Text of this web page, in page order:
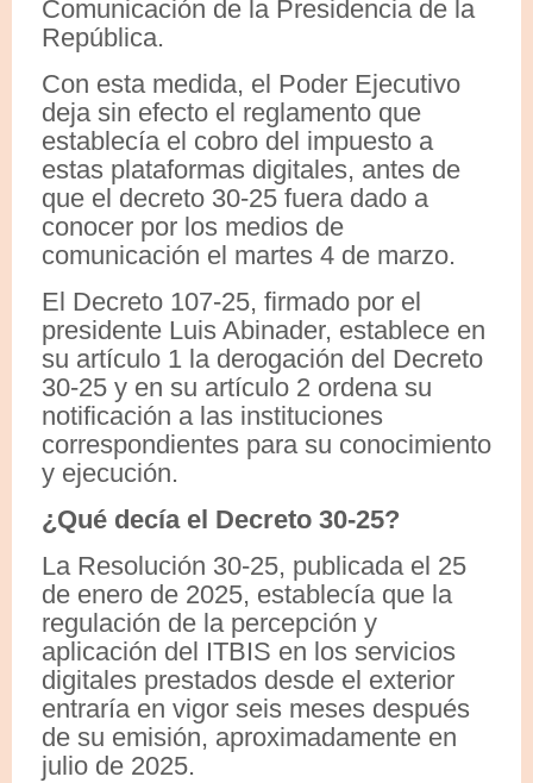
Comunicación de la Presidencia de la
República.
Con esta medida, el Poder Ejecutivo
deja sin efecto el reglamento que
establecía el cobro del impuesto a
estas plataformas digitales, antes de
que el decreto 30-25 fuera dado a
conocer por los medios de
comunicación el martes 4 de marzo.
El Decreto 107-25, firmado por el
presidente Luis Abinader, establece en
su artículo 1 la derogación del Decreto
30-25 y en su artículo 2 ordena su
notificación a las instituciones
correspondientes para su conocimiento
y ejecución.
¿Qué decía el Decreto 30-25?
La Resolución 30-25, publicada el 25
de enero de 2025, establecía que la
regulación de la percepción y
aplicación del ITBIS en los servicios
digitales prestados desde el exterior
entraría en vigor seis meses después
de su emisión, aproximadamente en
julio de 2025.